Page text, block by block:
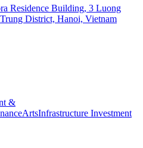
Residence Building, 3 Luong
District, Hanoi, Vietnam
&
ArtsInfrastructure Investment